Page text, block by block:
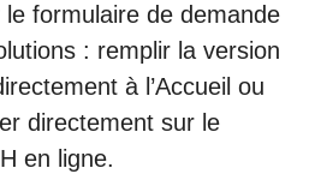
formulaire de demande
: remplir la version
à l’Accueil ou
directement sur le
en ligne.